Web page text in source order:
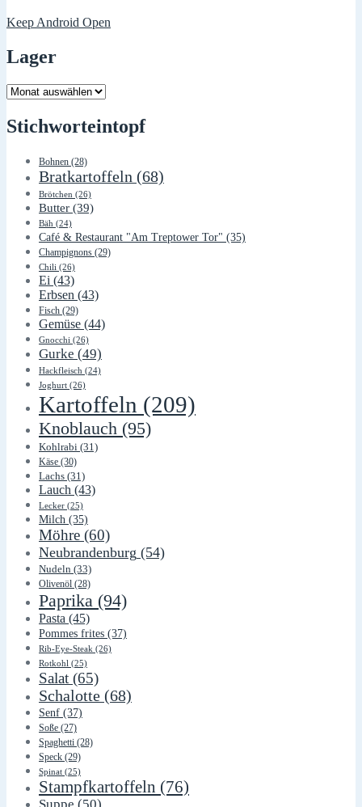
Keep Android Open
Lager
Lager
Stichworteintopf
Bohnen (28)
Bratkartoffeln (68)
Brötchen (26)
Butter (39)
Bäh (24)
Café & Restaurant "Am Treptower Tor" (35)
Champignons (29)
Chili (26)
Ei (43)
Erbsen (43)
Fisch (29)
Gemüse (44)
Gnocchi (26)
Gurke (49)
Hackfleisch (24)
Joghurt (26)
Kartoffeln (209)
Knoblauch (95)
Kohlrabi (31)
Käse (30)
Lachs (31)
Lauch (43)
Lecker (25)
Milch (35)
Möhre (60)
Neubrandenburg (54)
Nudeln (33)
Olivenöl (28)
Paprika (94)
Pasta (45)
Pommes frites (37)
Rib-Eye-Steak (26)
Rotkohl (25)
Salat (65)
Schalotte (68)
Senf (37)
Soße (27)
Spaghetti (28)
Speck (29)
Spinat (25)
Stampfkartoffeln (76)